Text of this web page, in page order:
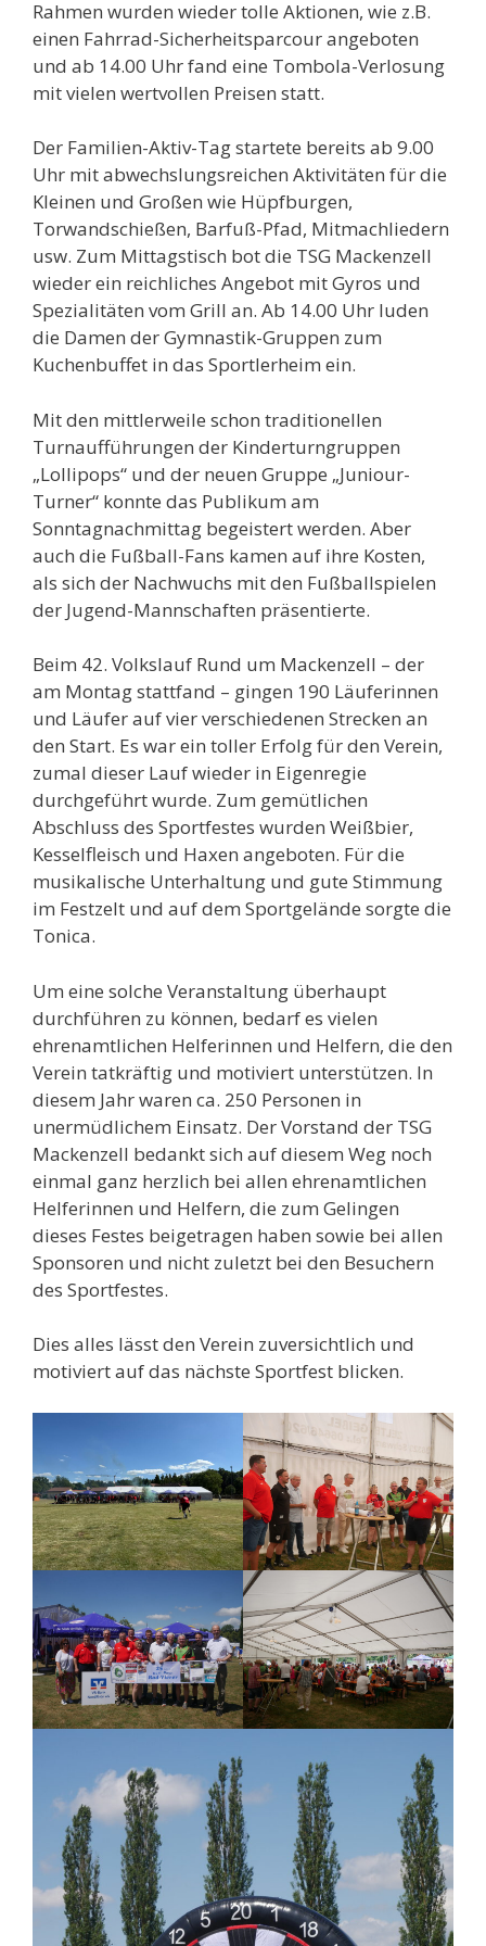
Rahmen wurden wieder tolle Aktionen, wie z.B.
einen Fahrrad-Sicherheitsparcour angeboten
und ab 14.00 Uhr fand eine Tombola-Verlosung
mit vielen wertvollen Preisen statt.
Der Familien-Aktiv-Tag startete bereits ab 9.00
Uhr mit abwechslungsreichen Aktivitäten für die
Kleinen und Großen wie Hüpfburgen,
Torwandschießen, Barfuß-Pfad, Mitmachliedern
usw. Zum Mittagstisch bot die TSG Mackenzell
wieder ein reichliches Angebot mit Gyros und
Spezialitäten vom Grill an. Ab 14.00 Uhr luden
die Damen der Gymnastik-Gruppen zum
Kuchenbuffet in das Sportlerheim ein.
Mit den mittlerweile schon traditionellen
Turnaufführungen der Kinderturngruppen
„Lollipops“ und der neuen Gruppe „Juniour-
Turner“ konnte das Publikum am
Sonntagnachmittag begeistert werden. Aber
auch die Fußball-Fans kamen auf ihre Kosten,
als sich der Nachwuchs mit den Fußballspielen
der Jugend-Mannschaften präsentierte.
Beim 42. Volkslauf Rund um Mackenzell – der
am Montag stattfand – gingen 190 Läuferinnen
und Läufer auf vier verschiedenen Strecken an
den Start. Es war ein toller Erfolg für den Verein,
zumal dieser Lauf wieder in Eigenregie
durchgeführt wurde. Zum gemütlichen
Abschluss des Sportfestes wurden Weißbier,
Kesselfleisch und Haxen angeboten. Für die
musikalische Unterhaltung und gute Stimmung
im Festzelt und auf dem Sportgelände sorgte die
Tonica.
Um eine solche Veranstaltung überhaupt
durchführen zu können, bedarf es vielen
ehrenamtlichen Helferinnen und Helfern, die den
Verein tatkräftig und motiviert unterstützen. In
diesem Jahr waren ca. 250 Personen in
unermüdlichem Einsatz. Der Vorstand der TSG
Mackenzell bedankt sich auf diesem Weg noch
einmal ganz herzlich bei allen ehrenamtlichen
Helferinnen und Helfern, die zum Gelingen
dieses Festes beigetragen haben sowie bei allen
Sponsoren und nicht zuletzt bei den Besuchern
des Sportfestes.
Dies alles lässt den Verein zuversichtlich und
motiviert auf das nächste Sportfest blicken.